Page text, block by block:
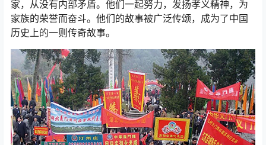
家，从没有内部矛盾。他们一起努力，发扬孝义精神，为
家族的荣誉而奋斗。他们的故事被广泛传颂，成为了中国
历史上的一则传奇故事。